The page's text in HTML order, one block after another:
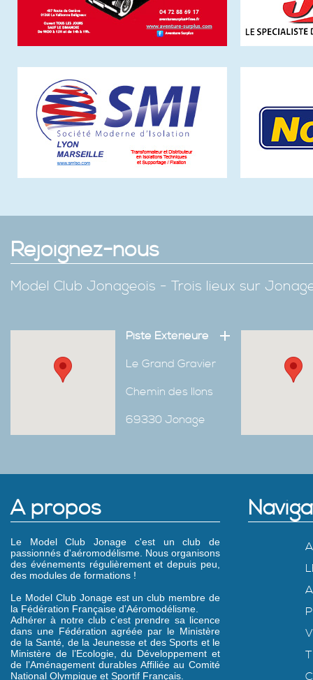
Rejoignez-nous
Model Club Jonageois - Trois lieux sur
Piste Extérieure
Le Grand Gravier
Chemin des Ilons
69330 Jonage
A propos
Le Model Club Jonage c'est un club de
passionnés d'aéromodélisme. Nous organisons
des événements régulièrement et depuis peu,
des modules de formations !
Le Model Club Jonage est un club membre de
la Fédération Française d’Aéromodélisme.
Adhérer à notre club c’est prendre sa licence
dans une Fédération agréée par le Ministère
de la Santé, de la Jeunesse et des Sports et le
Ministère de l’Ecologie, du Développement et
de l’Aménagement durables Affiliée au Comité
National Olympique et Sportif Français.